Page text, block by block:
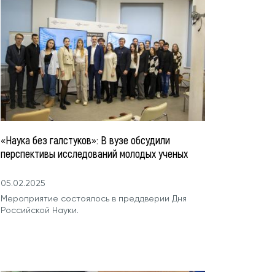
«Наука без галстуков»: В вузе обсудили
перспективы исследований молодых ученых
05.02.2025
Мероприятие состоялось в преддверии Дня
Российской Науки.